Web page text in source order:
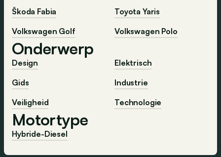
Škoda Fabia
Toyota Yaris
Volkswagen Golf
Volkswagen Polo
Onderwerp
Design
Elektrisch
Gids
Industrie
Veiligheid
Technologie
Motortype
Hybride-Diesel